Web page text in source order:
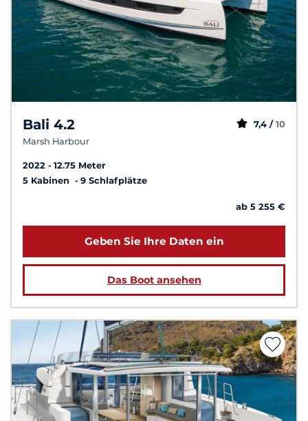
Bali 4.2
Marsh Harbour
7,4 / 10
2022
12.75 Meter
5 Kabinen
9 Schlafplätze
ab 5 255 €
Geben Sie Ihre Daten ein
Das Boot ansehen